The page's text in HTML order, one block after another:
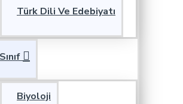
Türk Dili Ve Edebiyatı
Biyoloji